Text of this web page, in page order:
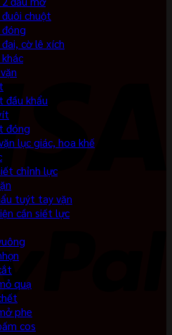
đuôi chuột
cờ lê xích
đầu khẩu
đóng
lục giác, hoa khế
chỉnh lực
tuýt tay vặn
cần siết lực
quạ
phe
cos